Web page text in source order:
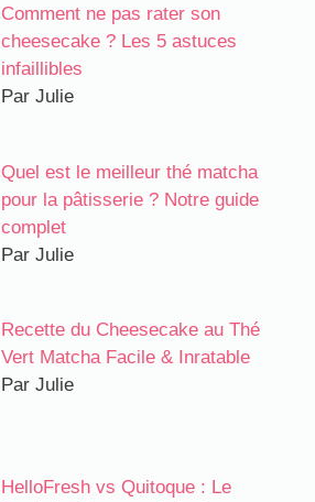
Comment ne pas rater son
cheesecake ? Les 5 astuces
infaillibles
Par Julie
Quel est le meilleur thé matcha
pour la pâtisserie ? Notre guide
complet
Par Julie
Recette du Cheesecake au Thé
Vert Matcha Facile & Inratable
Par Julie
HelloFresh vs Quitoque : Le